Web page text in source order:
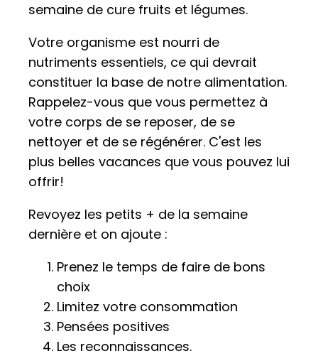
semaine de cure fruits et légumes.
Votre organisme est nourri de
nutriments essentiels, ce qui devrait
constituer la base de notre alimentation.
Rappelez-vous que vous permettez à
votre corps de se reposer, de se
nettoyer et de se régénérer. C'est les
plus belles vacances que vous pouvez lui
offrir!
Revoyez les petits + de la semaine
dernière et on ajoute :
Prenez le temps de faire de bons
choix
Limitez votre consommation
Pensées positives
Les reconnaissances.